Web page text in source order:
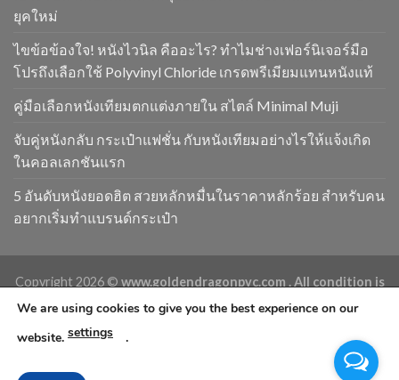
ยุคใหม่
ไขข้อข้องใจ! หนังไวนิล คืออะไร? ทำไมช่างเฟอร์นิเจอร์มือ
โปรถึงเลือกใช้ Polyvinyl Chloride เกรดพรีเมียมแทนหนังแท้
คู่มือเลือกหนังเทียมตกแต่งภายใน สไตล์ Minimal Muji
จับคู่หนังกลับ กระเป๋าแฟชั่น กับหนังเทียมอย่างไรให้แจ้งเกิด
ในคอลเลกชันแรก
5 อันดับหนังยอดฮิต สวยหลักหมื่นในราคาหลักร้อย สำหรับคน
อยากเริ่มทำแบรนด์กระเป๋า
Copyright 2026 © www.goldendragonpvc.com . All condition is
subject to Goldendragonpvc policy, reserves the right to
We are using cookies to give you the best experience on our
website. settings .